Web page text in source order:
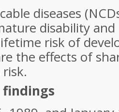
diseases
disability
risk of
the effects of
findings